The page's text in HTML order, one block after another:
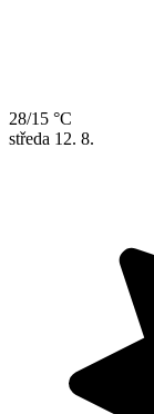
28/15 °C
středa 12. 8.